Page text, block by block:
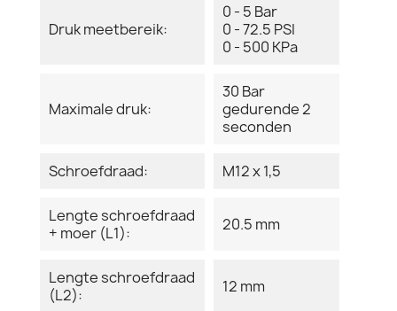
Druk meetbereik:
0 - 5 Bar
0 - 72.5 PSI
0 - 500 KPa
Maximale druk:
30 Bar
gedurende 2
seconden
Schroefdraad: M12 x 1,5
Lengte schroefdraad
+ moer (L1):
20.5 mm
Lengte schroefdraad
(L2):
12 mm